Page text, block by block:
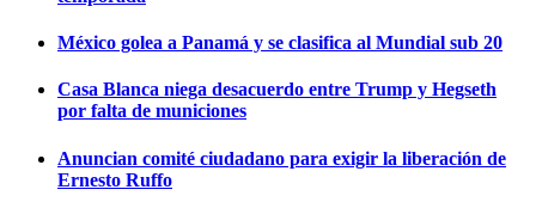
México golea a Panamá y se clasifica al Mundial sub 20
Casa Blanca niega desacuerdo entre Trump y Hegseth
por falta de municiones
Anuncian comité ciudadano para exigir la liberación de
Ernesto Ruffo